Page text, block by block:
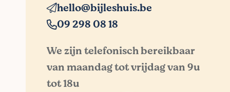
hello@bijleshuis.be
09 298 08 18
We zijn telefonisch bereikbaar
van maandag tot vrijdag van 9u
tot 18u